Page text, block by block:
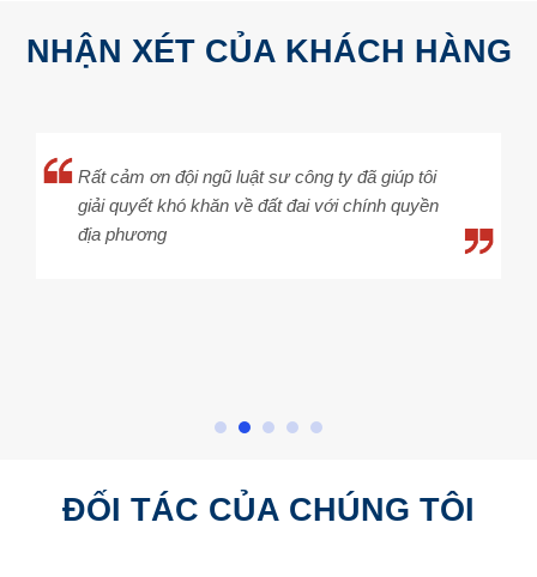
NHẬN XÉT CỦA KHÁCH HÀNG
Rất cảm ơn đội ngũ luật sư công ty đã giúp tôi
giải quyết khó khăn về đất đai với chính quyền
địa phương
ĐỐI TÁC CỦA CHÚNG TÔI